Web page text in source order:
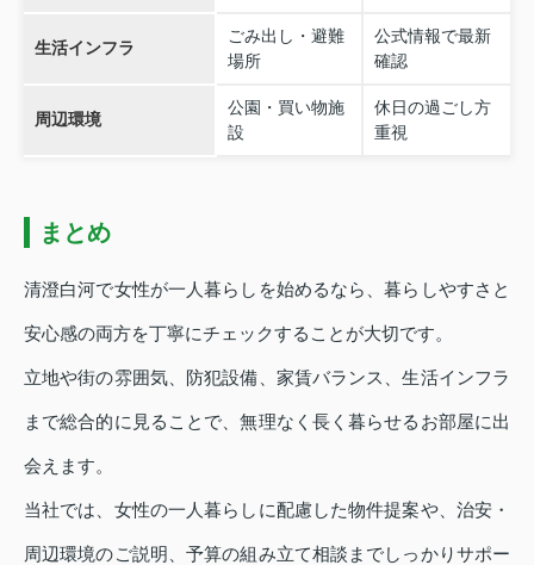
生活インフラ
ごみ出し・避難
場所
公式情報で最新
確認
周辺環境
公園・買い物施
設
休日の過ごし方
重視
まとめ
清澄白河で女性が一人暮らしを始めるなら、暮らしやすさと
安心感の両方を丁寧にチェックすることが大切です。
立地や街の雰囲気、防犯設備、家賃バランス、生活インフラ
まで総合的に見ることで、無理なく長く暮らせるお部屋に出
会えます。
当社では、女性の一人暮らしに配慮した物件提案や、治安・
周辺環境のご説明、予算の組み立て相談までしっかりサポー